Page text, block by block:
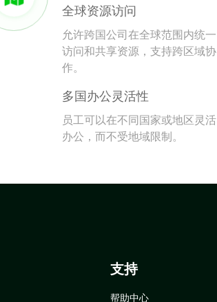
全球资源访问
允许跨国公司在全球范围内统一
访问和共享资源，支持跨区域协
作。
多国办公灵活性
员工可以在不同国家或地区灵活
办公，而不受地域限制。
支持
帮助中心